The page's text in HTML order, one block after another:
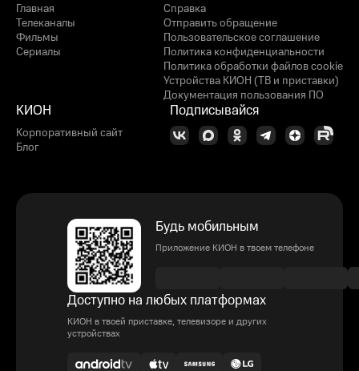
Главная
Телеканалы
Фильмы
Сериалы
Справка
Отправить обращение
Пользовательское соглашение
Политика конфиденциальности
Политика обработки файлов cookie
Устройства КИОН (ТВ и приставки)
Документация пользования ПО
КИОН
Корпоративный сайт
Блог
Подписывайся
Будь мобильным
Приложение КИОН в твоем телефоне
Доступно на любых платформах
КИОН в твоей приставке, телевизоре и других
устройствах